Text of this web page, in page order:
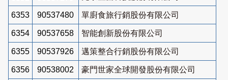
6353 90537480 單廚食旅行銷股份有限公司
6354 90537658 智能創新股份有限公司
6355 90537926 邁策整合行銷股份有限公司
6356 90538002 豪門世家全球開發股份有限公司